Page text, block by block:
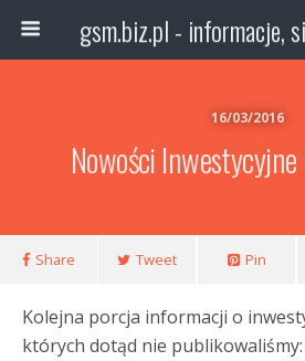
16/03/2016
Nowości
Share Tweet Pin
Kolejna porcja informacji o
których dotąd nie publikowaliśmy: